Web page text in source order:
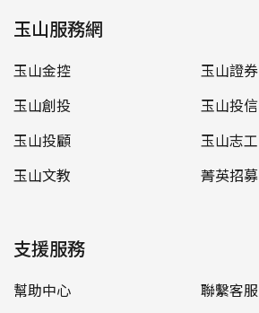
玉山服務網
玉山金控
玉山證券
玉山創投
玉山投信
玉山投顧
玉山志工
玉山文教
菁英招募
支援服務
幫助中心
聯繫客服